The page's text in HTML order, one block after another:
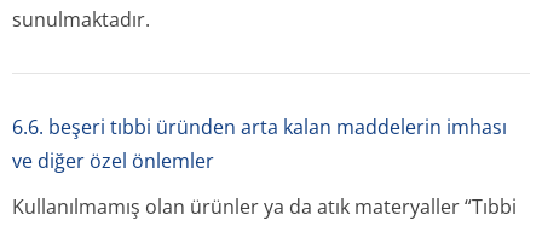
sunulmaktadır.
6.6. beşeri tıbbi üründen arta kalan maddelerin imhası
ve diğer özel önlemler
Kullanılmamış olan ürünler ya da atık materyaller “Tıbbi